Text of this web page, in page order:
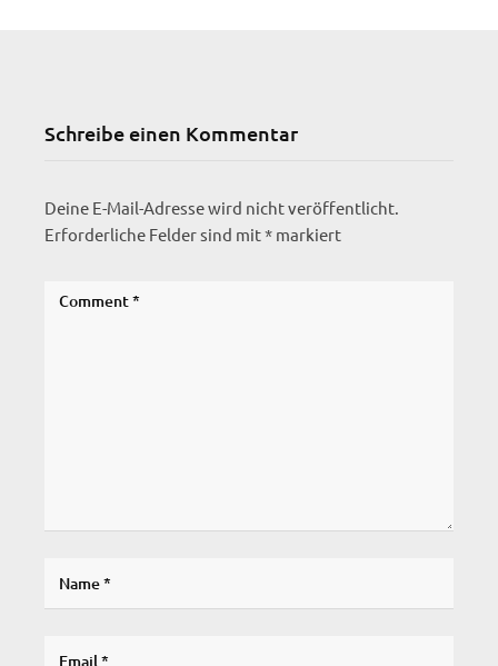
Schreibe einen Kommentar
Deine E-Mail-Adresse wird nicht veröffentlicht.
Erforderliche Felder sind mit* markiert